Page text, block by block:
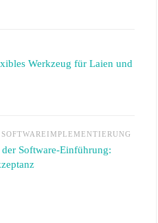
Werkzeug für Laien und
SOFTWAREIMPLEMENTIERUNG
Software-Einführung: